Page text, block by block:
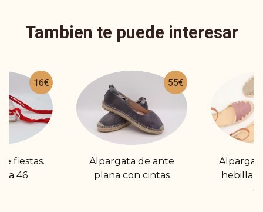
Tambien te puede interesar
16€
fiestas.
a 46
55€
Alpargata de ante
plana con cintas
hebilla y